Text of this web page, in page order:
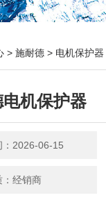
> 施耐德 > 电机保护器
机保护器
：2026-06-15
：经销商